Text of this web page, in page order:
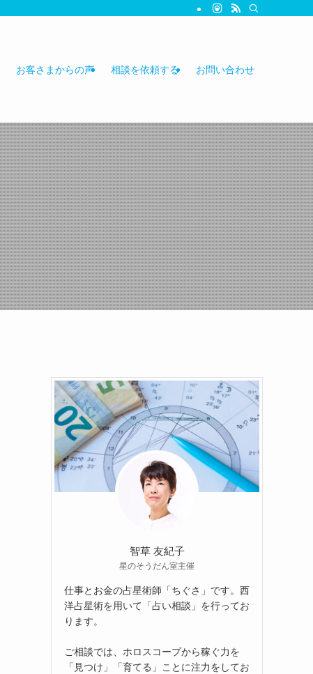
お客さまからの声 相談を依頼する お問い合わせ
智草 友紀子
星のそうだん室主催
仕事とお金の占星術師「ちぐさ」です。西
洋占星術を用いて「占い相談」を行ってお
ります。
ご相談では、ホロスコープから稼ぐ力を
「見つけ」「育てる」ことに注力をしてお